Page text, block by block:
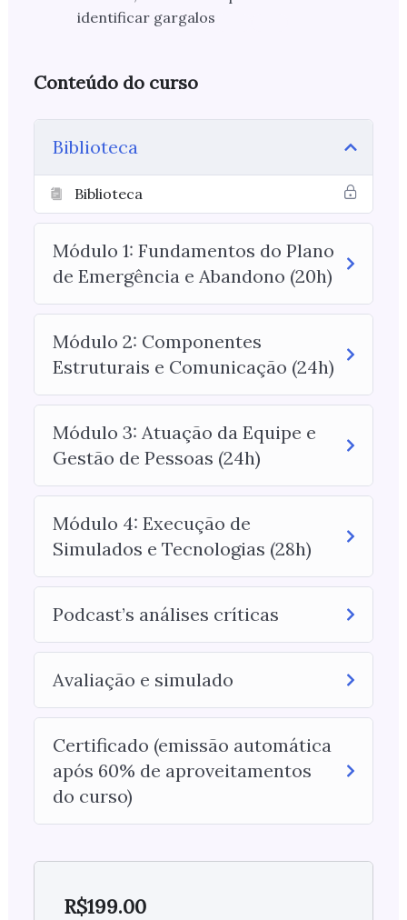
identificar gargalos
Conteúdo do curso
Biblioteca
Biblioteca
Módulo 1: Fundamentos do Plano
de Emergência e Abandono (20h)
Módulo 2: Componentes
Estruturais e Comunicação (24h)
Módulo 3: Atuação da Equipe e
Gestão de Pessoas (24h)
Módulo 4: Execução de
Simulados e Tecnologias (28h)
Podcast’s análises críticas
Avaliação e simulado
Certificado (emissão automática
após 60% de aproveitamentos
do curso)
R$199.00